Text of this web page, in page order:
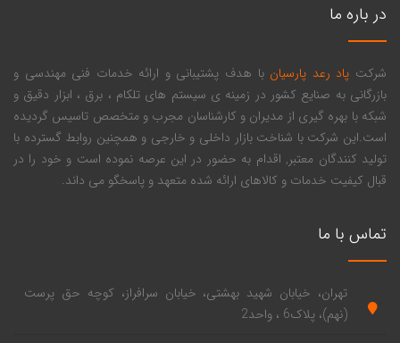
در باره ما
شرکت پاد رعد پارسیان با هدف پشتیبانی و ارائه خدمات فنی مهندسی و
بازرگانی به صنایع کشور در زمینه ی سیستم های تلکام ، برق ، ابزار دقیق و
شبکه با بهره گیری از مدیران و کارشناسان مجرب و متخصص تاسیس گردیده
است.این شرکت با شناخت بازار داخلی و خارجی و همچنین روابط گسترده با
تولید کنندگان معتبر, اقدام به حضور در این عرصه نموده است و خود را در
قبال کیفیت خدمات و کالاهای ارائه شده متعهد و پاسخگو می داند.
تماس با ما
تهران، خیابان شهید بهشتی، خیابان سرافراز، کوچه حق پرست
(نهم)، پلاک6 ، واحد2